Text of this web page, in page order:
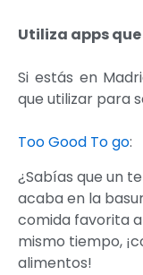
Utiliza apps
Si estás en
que utilizar para
Too Good To go:
¿Sabías que un
acaba en la
comida favorita
mismo tiempo,
alimentos!